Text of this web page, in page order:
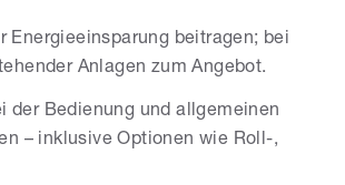
Energieeinsparung beitragen; bei
Anlagen zum Angebot.
der Bedienung und allgemeinen
– inklusive Optionen wie Roll-,